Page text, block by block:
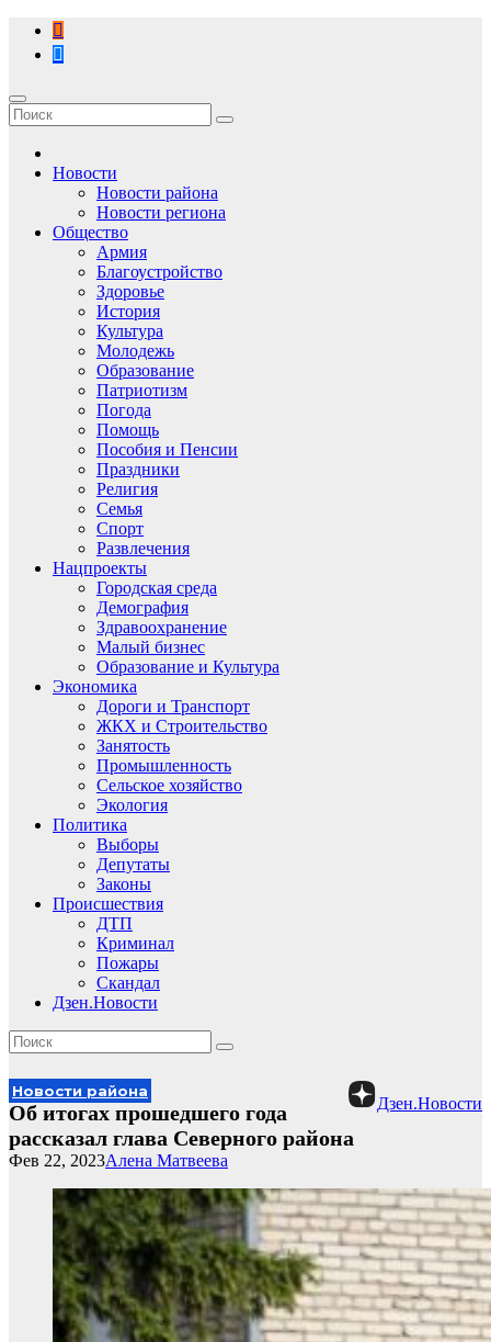
Перейти
содержимому
Новости
Новости района
Новости региона
Общество
Армия
Благоустройство
Здоровье
История
Культура
Молодежь
Образование
Патриотизм
Погода
Помощь
Пособия и Пенсии
Праздники
Религия
Семья
Спорт
Развлечения
Нацпроекты
Городская среда
Демография
Здравоохранение
Малый бизнес
Образование и Культура
Экономика
Дороги и Транспорт
ЖКХ и Строительство
Занятость
Промышленность
Сельское хозяйство
Экология
Политика
Выборы
Депутаты
Законы
Происшествия
ДТП
Криминал
Пожары
Скандал
Дзен.Новости
Дзен.Новости
Новости района
Об итогах прошедшего года
рассказал глава Северного района
Алена Матвеева
Фев 22, 2023